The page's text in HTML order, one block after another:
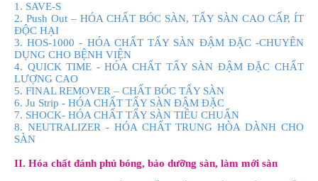
1. SAVE-S
2. Push Out – HÓA CHẤT BÓC SÀN, TẨY SÀN CAO CẤP, ÍT
ĐỘC HẠI
3. HOS-1000 - HÓA CHẤT TẨY SÀN ĐẬM ĐẶC -CHUYÊN
DỤNG CHO BỆNH VIỆN
4. QUICK TIME - HÓA CHẤT TẨY SÀN ĐẬM ĐẶC CHẤT
LƯỢNG CAO
5. FINAL REMOVER – CHẤT BÓC TẨY SÀN
6. Ju Strip - HÓA CHẤT TẨY SÀN ĐẬM ĐẶC
7. SHOCK- HÓA CHẤT TẨY SÀN TIÊU CHUẨN
8. NEUTRALIZER - HÓA CHẤT TRUNG HÒA DÀNH CHO
SÀN
II. Hóa chất đánh phủ bóng, bảo dưỡng sàn, làm mới sàn